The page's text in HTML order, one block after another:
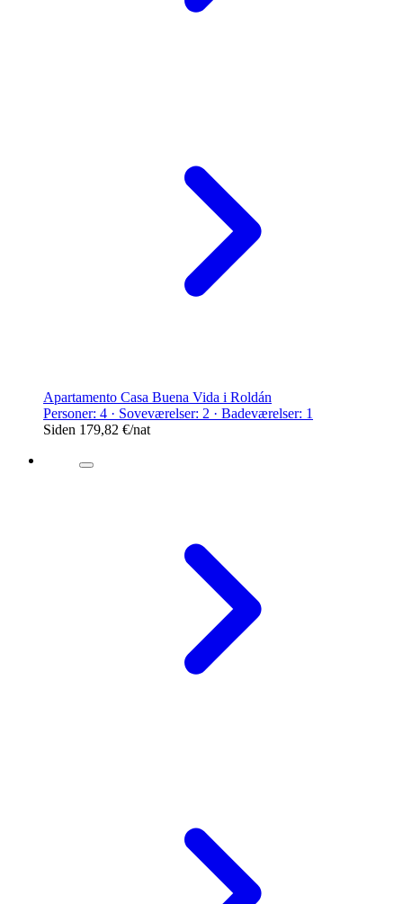
Apartamento Casa Buena Vida i Roldán
Personer: 4 · Soveværelser: 2 · Badeværelser: 1
Siden 179,82 €/nat